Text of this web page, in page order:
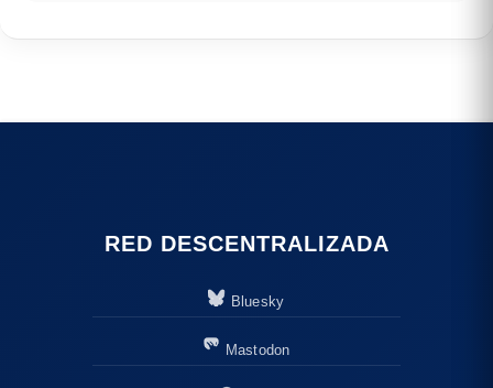
RED DESCENTRALIZADA
Bluesky
Mastodon